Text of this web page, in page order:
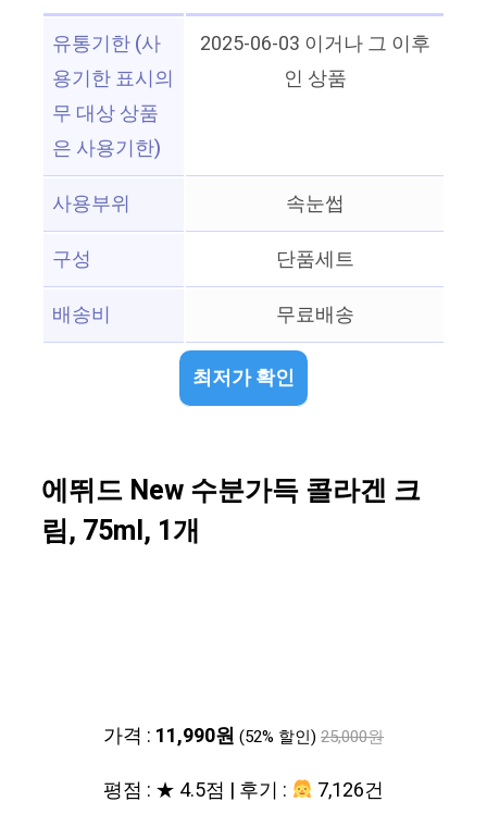
유통기한 (사
용기한 표시의
무 대상 상품
은 사용기한)
2025-06-03 이거나 그 이후
인 상품
사용부위
속눈썹
구성
단품세트
배송비
무료배송
최저가 확인
에뛰드 New 수분가득 콜라겐 크
림, 75ml, 1개
가격 : 11,990원 (52% 할인) 25,000원
평점 : ★ 4.5점 | 후기 : 7,126건